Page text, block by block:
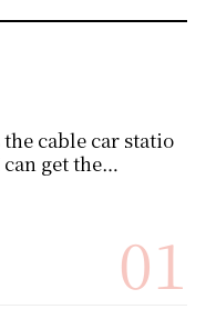
cable car statio
get the…
01